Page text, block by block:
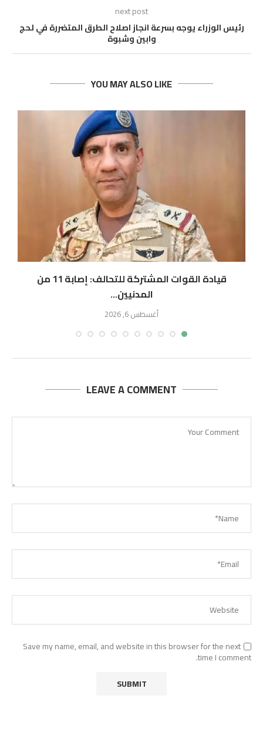
next post
رئيس الوزراء يوجه بسرعة انجاز اصلاح الطرق المتضررة في لحج
وابين وشبوة
YOU MAY ALSO LIKE
قيادة القوات المشتركة للتحالف: إصابة 11 من
المدنيين...
أغسطس 6, 2026
LEAVE A COMMENT
Save my name, email, and website in this browser for the next
time I comment.